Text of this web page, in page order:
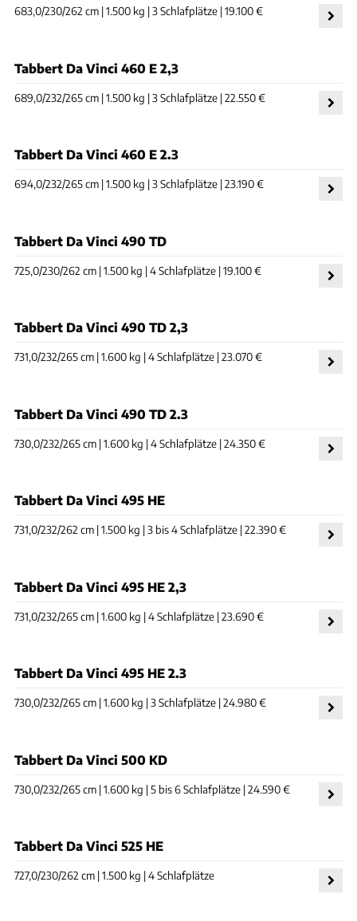
683,0/230/262 cm | 1.500 kg | 3 Schlafplätze | 19.100 €
Tabbert Da Vinci 460 E 2,3
689,0/232/265 cm | 1.500 kg | 3 Schlafplätze | 22.550 €
Tabbert Da Vinci 460 E 2.3
694,0/232/265 cm | 1.500 kg | 3 Schlafplätze | 23.190 €
Tabbert Da Vinci 490 TD
725,0/230/262 cm | 1.500 kg | 4 Schlafplätze | 19.100 €
Tabbert Da Vinci 490 TD 2,3
731,0/232/265 cm | 1.600 kg | 4 Schlafplätze | 23.070 €
Tabbert Da Vinci 490 TD 2.3
730,0/232/265 cm | 1.600 kg | 4 Schlafplätze | 24.350 €
Tabbert Da Vinci 495 HE
731,0/232/262 cm | 1.500 kg | 3 bis 4 Schlafplätze | 22.390 €
Tabbert Da Vinci 495 HE 2,3
731,0/232/265 cm | 1.600 kg | 4 Schlafplätze | 23.690 €
Tabbert Da Vinci 495 HE 2.3
730,0/232/265 cm | 1.600 kg | 3 Schlafplätze | 24.980 €
Tabbert Da Vinci 500 KD
730,0/232/265 cm | 1.600 kg | 5 bis 6 Schlafplätze | 24.590 €
Tabbert Da Vinci 525 HE
727,0/230/262 cm | 1.500 kg | 4 Schlafplätze